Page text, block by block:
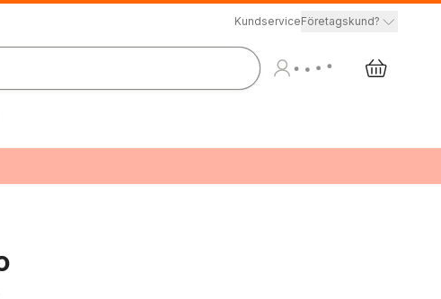
KundserviceFöretagskund?